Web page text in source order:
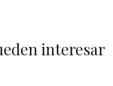
interesar